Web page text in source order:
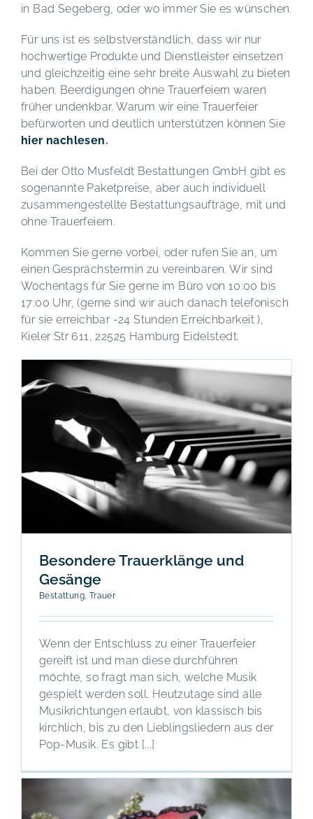
in Bad Segeberg, oder wo immer Sie es wünschen.
Für uns ist es selbstverständlich, dass wir nur
hochwertige Produkte und Dienstleister einsetzen
und gleichzeitig eine sehr breite Auswahl zu bieten
haben. Beerdigungen ohne Trauerfeiern waren
früher undenkbar. Warum wir eine Trauerfeier
befürworten und deutlich unterstützen können Sie
hier nachlesen.
Bei der Otto Musfeldt Bestattungen GmbH gibt es
sogenannte Paketpreise, aber auch individuell
zusammengestellte Bestattungsaufträge, mit und
ohne Trauerfeiern.
Kommen Sie gerne vorbei, oder rufen Sie an, um
einen Gesprächstermin zu vereinbaren. Wir sind
Wochentags für Sie gerne im Büro von 10:00 bis
17:00 Uhr, (gerne sind wir auch danach telefonisch
für sie erreichbar -24 Stunden Erreichbarkeit ),
Kieler Str 611, 22525 Hamburg Eidelstedt.
Besondere Trauerklänge und
Gesänge
Bestattung Trauer
Wenn der Entschluss zu einer Trauerfeier
gereift ist und man diese durchführen
möchte, so fragt man sich, welche Musik
gespielt werden soll. Heutzutage sind alle
Musikrichtungen erlaubt, von klassisch bis
kirchlich, bis zu den Lieblingsliedern aus der
Pop-Musik. Es gibt [...]